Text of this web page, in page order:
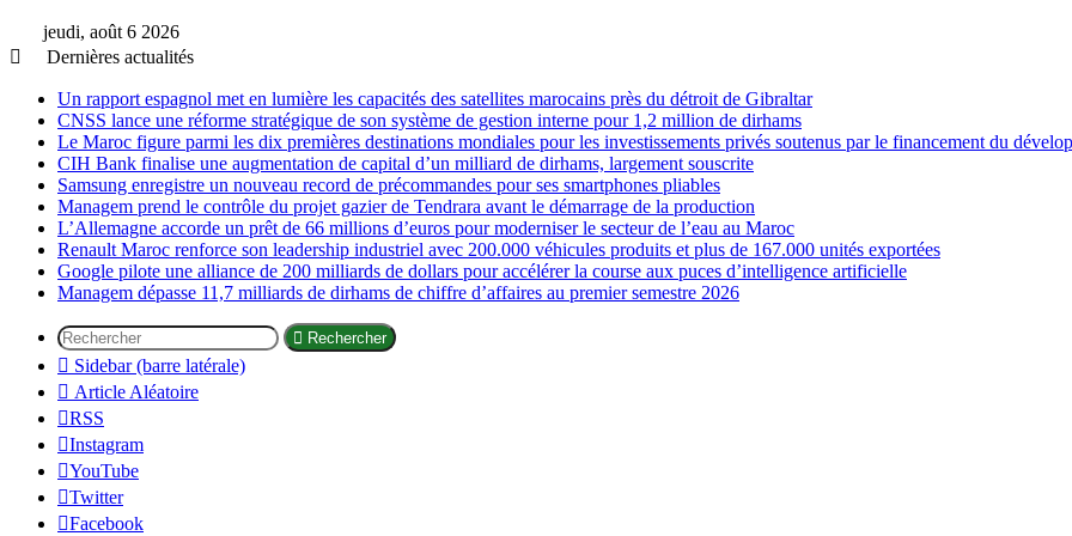
jeudi, août 6 2026
Dernières actualités
Un rapport espagnol met en lumière les capacités des satellites marocains près du détroit de Gibraltar
CNSS lance une réforme stratégique de son système de gestion interne pour 1,2 million de dirhams
Le Maroc figure parmi les dix premières destinations mondiales pour les investissements privés soutenus par le financement du
CIH Bank finalise une augmentation de capital d’un milliard de dirhams, largement souscrite
Samsung enregistre un nouveau record de précommandes pour ses smartphones pliables
Managem prend le contrôle du projet gazier de Tendrara avant le démarrage de la production
L’Allemagne accorde un prêt de 66 millions d’euros pour moderniser le secteur de l’eau au Maroc
Renault Maroc renforce son leadership industriel avec 200.000 véhicules produits et plus de 167.000 unités exportées
Google pilote une alliance de 200 milliards de dollars pour accélérer la course aux puces d’intelligence artificielle
Managem dépasse 11,7 milliards de dirhams de chiffre d’affaires au premier semestre 2026
Rechercher
Sidebar (barre latérale)
Article Aléatoire
RSS
Instagram
YouTube
Twitter
Facebook